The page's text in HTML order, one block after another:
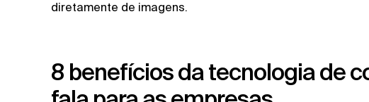
diretamente de imagens.
8 benefícios da tecnologia de